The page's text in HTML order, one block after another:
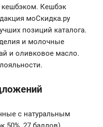
Кешбэк
моСкидка.ру
позиций каталога.
и молочные
и оливковое масло.
с натуральным